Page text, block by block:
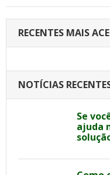
RECENTES MAIS
NOTÍCIAS
Se
ajuda